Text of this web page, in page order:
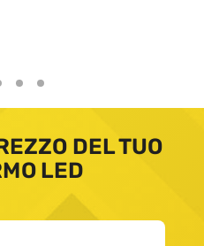
DEL TUO
LED